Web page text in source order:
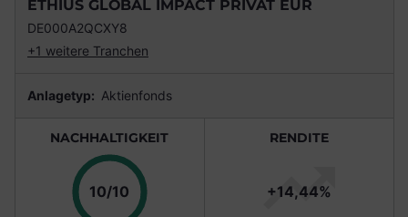
ETHIUS GLOBAL IMPACT PRIVAT EUR
DE000A2QCXY8
+1 weitere Tranchen
Anlagetyp: Aktienfonds
NACHHALTIGKEIT
10/10 Punkte
RENDITE
+14,44%